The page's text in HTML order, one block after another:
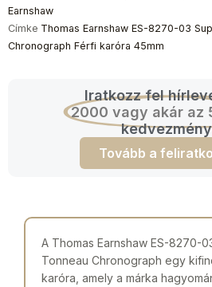
Earnshaw
Címke Thomas Earnshaw ES-8270-03
Chronograph Férfi karóra 45mm
Iratkozz fel
2000 vagy akár az
Tovább a
A Thomas Earnshaw ES-8270-
Tonneau Chronograph egy
karóra, amely a márka